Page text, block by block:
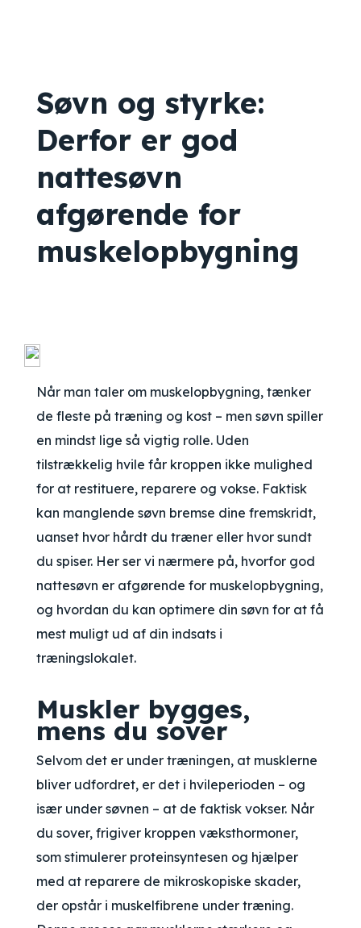
Søvn og styrke:
Derfor er god
nattesøvn
afgørende for
muskelopbygning
Når man taler om muskelopbygning, tænker
de fleste på træning og kost – men søvn spiller
en mindst lige så vigtig rolle. Uden
tilstrækkelig hvile får kroppen ikke mulighed
for at restituere, reparere og vokse. Faktisk
kan manglende søvn bremse dine fremskridt,
uanset hvor hårdt du træner eller hvor sundt
du spiser. Her ser vi nærmere på, hvorfor god
nattesøvn er afgørende for muskelopbygning,
og hvordan du kan optimere din søvn for at få
mest muligt ud af din indsats i
træningslokalet.
Muskler bygges,
mens du sover
Selvom det er under træningen, at musklerne
bliver udfordret, er det i hvileperioden – og
især under søvnen – at de faktisk vokser. Når
du sover, frigiver kroppen væksthormoner,
som stimulerer proteinsyntesen og hjælper
med at reparere de mikroskopiske skader,
der opstår i muskelfibrene under træning.